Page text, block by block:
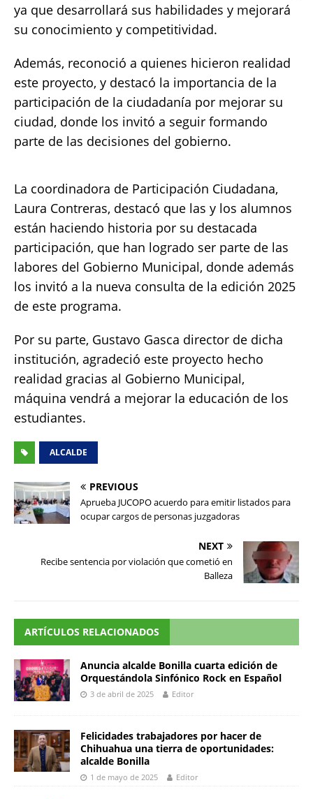
ya que desarrollará sus habilidades y mejorará
su conocimiento y competitividad.
Además, reconoció a quienes hicieron realidad
este proyecto, y destacó la importancia de la
participación de la ciudadanía por mejorar su
ciudad, donde los invitó a seguir formando
parte de las decisiones del gobierno.
La coordinadora de Participación Ciudadana,
Laura Contreras, destacó que las y los alumnos
están haciendo historia por su destacada
participación, que han logrado ser parte de las
labores del Gobierno Municipal, donde además
los invitó a la nueva consulta de la edición 2025
de este programa.
Por su parte, Gustavo Gasca director de dicha
institución, agradeció este proyecto hecho
realidad gracias al Gobierno Municipal,
máquina vendrá a mejorar la educación de los
estudiantes.
ALCALDE
PREVIOUS
Aprueba JUCOPO acuerdo para emitir listados para
ocupar cargos de personas juzgadoras
NEXT
Recibe sentencia por violación que cometió en
Balleza
ARTÍCULOS RELACIONADOS
Anuncia alcalde Bonilla cuarta edición de
Orquestándola Sinfónico Rock en Español
3 de abril de 2025 Editor
Felicidades trabajadores por hacer de
Chihuahua una tierra de oportunidades:
alcalde Bonilla
1 de mayo de 2025 Editor